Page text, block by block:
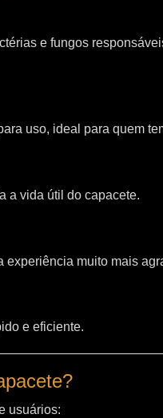
e fungos
uso, ideal para quem
a vida útil do capacete.
experiência muito mais
e eficiente.
usuários: